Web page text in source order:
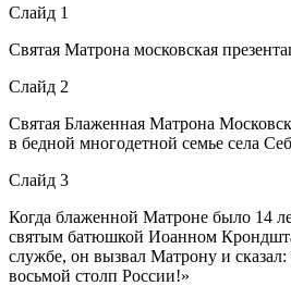
Слайд 1
Святая Матрона московская
Слайд 2
Святая Блаженная Матрона
в бедной многодетной семье села
Слайд 3
Когда блаженной Матроне было 14
святым батюшкой Иоанном
службе, он вызвал Матрону и
восьмой столп России!»